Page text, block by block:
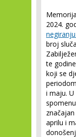
2024.
broj
te
koji se
i maju. U
aprilu i